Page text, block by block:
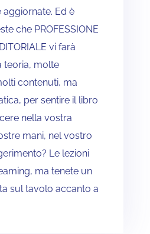
Ed è
che PROFESSIONE
vi farà
teoria, molte
c0ntenuti, ma
per sentire il libro
nella vostra
mani, nel vostro
Le lezioni
ma tenete un
sul tavolo accanto a